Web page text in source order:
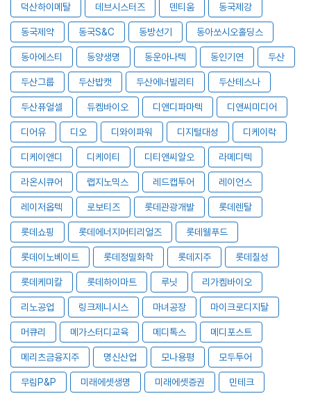
덕산하이메탈 데브시스터즈 덴티움 동국제강
동국제약 동국S&C 동방선기 동아쏘시오홀딩스
동아에스티 동양생명 동운아나텍 동인기연 두산
두산그룹 두산밥캣 두산에너빌리티 두산테스나
두산퓨얼셀 듀켐바이오 디앤디파마텍 디앤씨미디어
디어유 디오 디와이파워 디지털대성 디케이락
디케이앤디 디케이티 디티앤씨알오 라메디텍
라온시큐어 랩지노믹스 레드캡투어 레이언스
레이저옵텍 로보티즈 롯데관광개발 롯데렌탈
롯데쇼핑 롯데에너지머티리얼즈 롯데웰푸드
롯데이노베이트 롯데정밀화학 롯데지주 롯데칠성
롯데케미칼 롯데하이마트 루닛 리가켐바이오
리노공업 링크제니시스 마녀공장 마이크로디지탈
머큐리 메가스터디교육 메디톡스 메디포스트
메리츠금융지주 명신산업 모나용평 모두투어
무림P&P 미래에셋생명 미래에셋증권 민테크